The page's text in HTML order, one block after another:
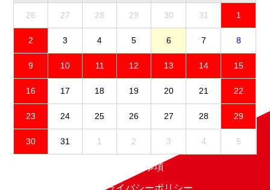
26 27 28 29 30 31 1
2 3 4 5 6 7 8
9 10 11 12 13 14 15
16 17 18 19 20 21 22
23 24 25 26 27 28 29
30 31 1 2 3 4 5
免責事項
プライバシーポリシー